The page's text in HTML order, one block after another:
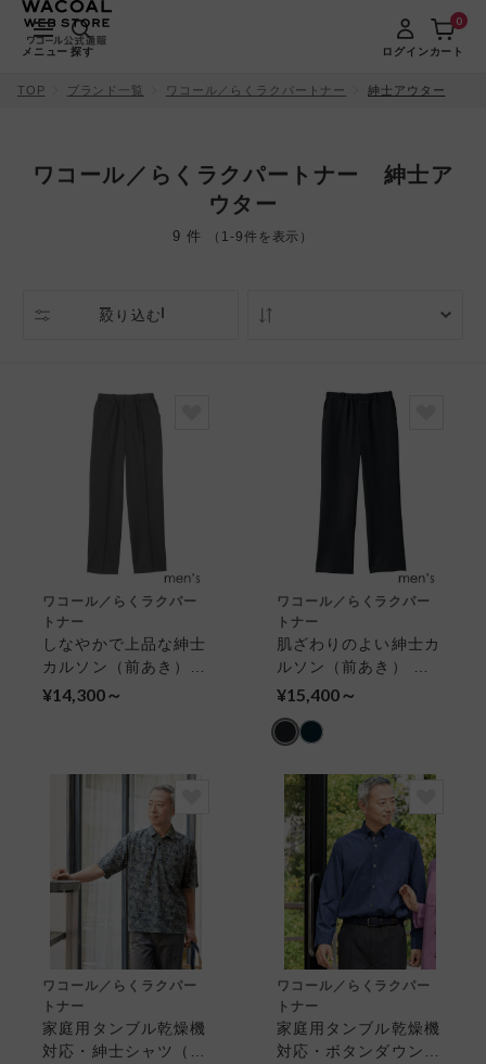
メニュー 探す ログインカート
0
TOP ブランド一覧 ワコール／らくラクパートナー 紳士アウター
ワコール／らくラクパートナー 紳士ア
ウター
9 件 （1-9件を表示）
絞り込む
ワコール／らくラクパー
トナー
しなやかで上品な紳士
カルソン（前あき）
メンズアウター（パン
¥14,300～
ワコール／らくラクパー
トナー
肌ざわりのよい紳士カ
ルソン（前あき） メ
ンズアウター（パン
¥15,400～
ワコール／らくラクパー
トナー
家庭用タンブル乾燥機
対応・紳士シャツ（五
ワコール／らくラクパー
トナー
家庭用タンブル乾燥機
対応・ボタンダウンシ